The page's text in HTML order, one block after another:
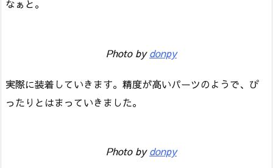
なぁと。
Photo bydonpy
実際に装着していきます。精度が高いパーツのようで、ぴ
ったりとはまっていきました。
Photo bydonpy